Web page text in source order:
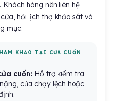
hàng nên liên hệ
hỏi lịch thợ khảo sát và
mục.
KHẢO TẠI CỬA CUỐN
cuốn: Hỗ trợ kiểm tra
cửa chạy lệch hoặc